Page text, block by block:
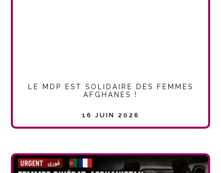
LE MDP EST SOLIDAIRE DES FEMMES
AFGHANES !
16 JUIN 2026